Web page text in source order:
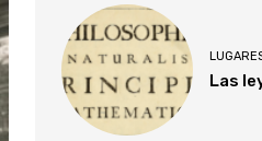
Las